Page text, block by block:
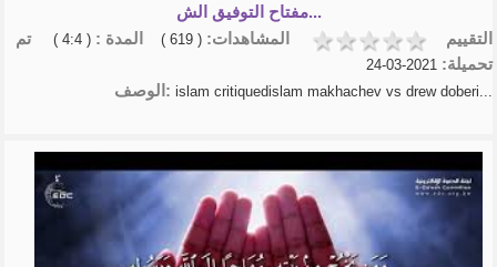
مفتاح التوفيق الش...
التقييم
المشاهدات: ( 619 ) المدة : ( 4:4 )
تم
تحميلة: 2021-03-24
الوصف: islam critiquedislam makhachev vs drew doberi...